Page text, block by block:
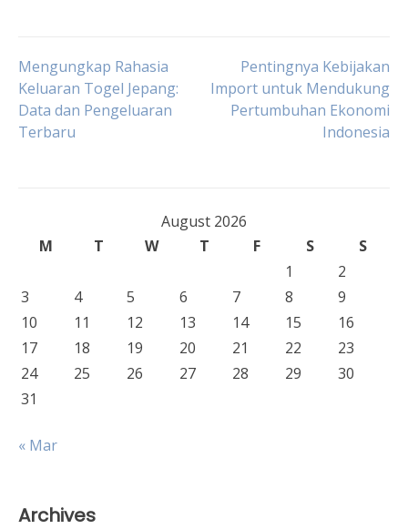
Post
navigation
Mengungkap Rahasia
Keluaran Togel Jepang:
Data dan Pengeluaran
Terbaru
Pentingnya Kebijakan
Import untuk Mendukung
Pertumbuhan Ekonomi
Indonesia
August 2026
M
T W T F S
S
1
2
3
4 5 6 7 8
9
10
11 12 13 14 15
16
17
18 19 20 21 22
23
24
25 26 27 28 29
30
31
« Mar
Archives